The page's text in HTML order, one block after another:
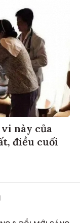
này của
điều cuối